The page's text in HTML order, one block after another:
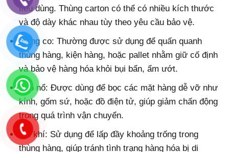
tiêu dùng. Thùng carton có thể có nhiều kích thước
và độ dày khác nhau tùy theo yêu cầu bảo vệ.
Màng co: Thường được sử dụng để quấn quanh
thùng hàng, kiện hàng, hoặc pallet nhằm giữ cố định
và bảo vệ hàng hóa khỏi bụi bẩn, ẩm ướt.
Xốp nổ: Được dùng để bọc các mặt hàng dễ vỡ như
kính, gốm sứ, hoặc đồ điện tử, giúp giảm chấn động
trong quá trình vận chuyển.
Túi khí: Sử dụng để lấp đầy khoảng trống trong
thùng hàng, giúp tránh tình trạng hàng hóa bị di